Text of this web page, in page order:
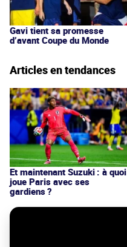
Gavi tient sa promesse
d’avant Coupe du Monde
Articles en tendances
Et maintenant Suzuki : à quoi
joue Paris avec ses
gardiens ?